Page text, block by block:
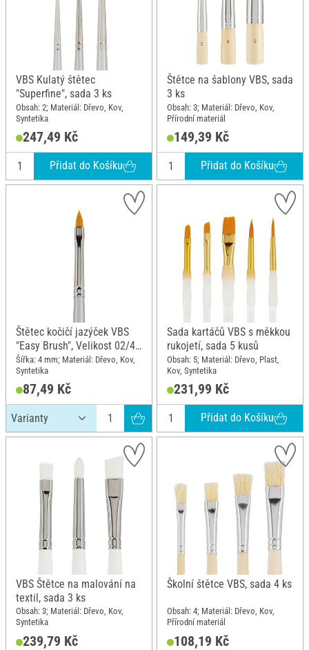
VBS Kulatý štětec
"Superfine", sada 3 ks
Obsah: 2; Materiál: Dřevo, Kov,
Syntetika
247,49 Kč
Přidat do Košíku
Štětce na šablony VBS, sada
3 ks
Obsah: 3; Materiál: Dřevo, Kov,
Přírodní materiál
149,39 Kč
Přidat do Košíku
Štětec kočičí jazýček VBS
"Easy Brush", Velikost 02/4
mm
Šířka: 4 mm; Materiál: Dřevo, Kov,
Syntetika
87,49 Kč
Sada kartáčů VBS s měkkou
rukojetí, sada 5 kusů
Obsah: 5; Materiál: Dřevo, Plast,
Kov, Syntetika
231,99 Kč
Přidat do Košíku
VBS Štětce na malování na
textil, sada 3 ks
Obsah: 3; Materiál: Dřevo, Kov,
Syntetika
239,79 Kč
Školní štětce VBS, sada 4 ks
Obsah: 4; Materiál: Dřevo, Kov,
Přírodní materiál
108,19 Kč